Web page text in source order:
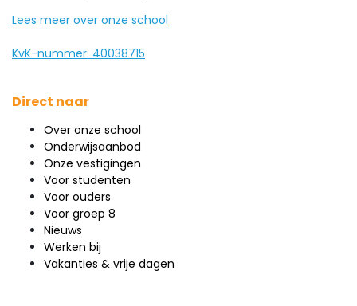
Lees meer over onze school
KvK-nummer: 40038715
Direct naar
Over onze school
Onderwijsaanbod
Onze vestigingen
Voor studenten
Voor ouders
Voor groep 8
Nieuws
Werken bij
Vakanties & vrije dagen